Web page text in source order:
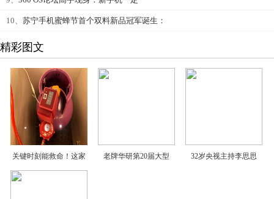
10、 苏宁手机蜜蜂节首个双料新品冠军诞生：
精彩图文
关键时刻能救命！这家 老牌华研第20届大型 32岁央视主持李思思